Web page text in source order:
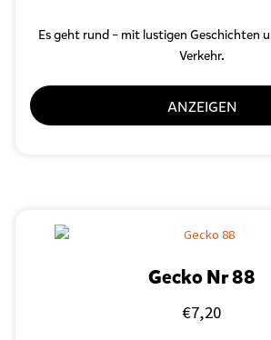
Es geht rund – mit lustigen Geschichten
Verkehr.
ANZEIGEN
Gecko Nr 88
€7,20